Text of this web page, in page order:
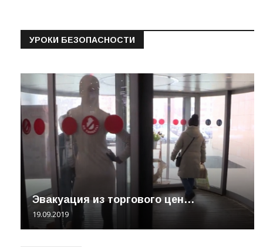
УРОКИ БЕЗОПАСНОСТИ
Эвакуация из торгового цен…
19.09.2019